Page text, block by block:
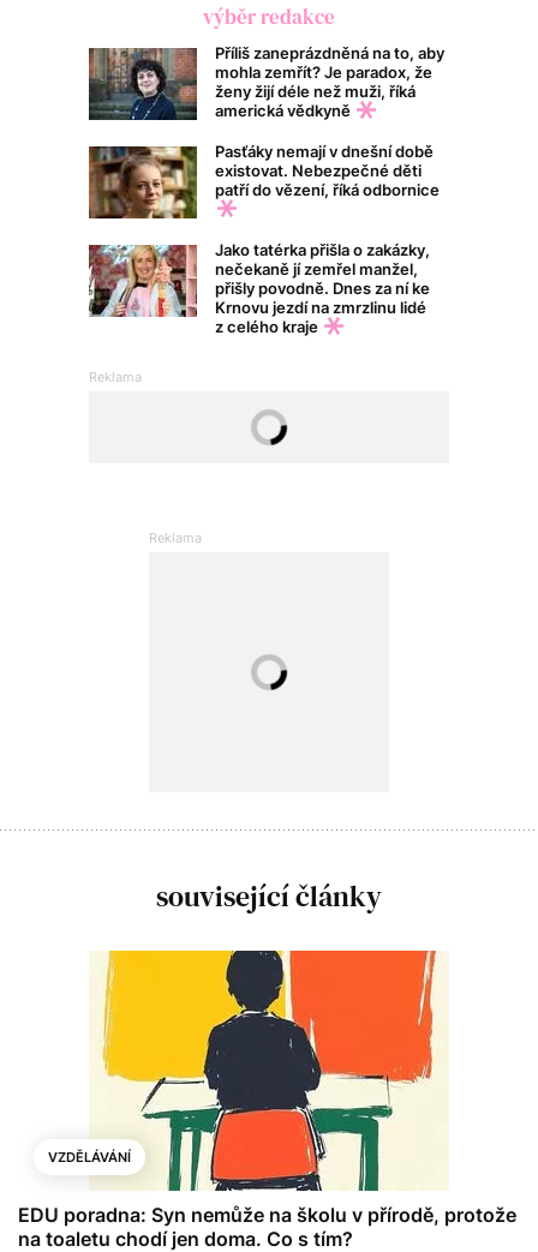
výběr redakce
Příliš zaneprázdněná na to, aby
mohla zemřít? Je paradox, že
ženy žijí déle než muži, říká
americká vědkyně
Pasťáky nemají v dnešní době
existovat. Nebezpečné děti
patří do vězení, říká odbornice
Jako tatérka přišla o zakázky,
nečekaně jí zemřel manžel,
přišly povodně. Dnes za ní ke
Krnovu jezdí na zmrzlinu lidé
z celého kraje
související články
VZDĚLÁVÁNÍ
EDU poradna: Syn nemůže na školu v přírodě, protože
na toaletu chodí jen doma. Co s tím?